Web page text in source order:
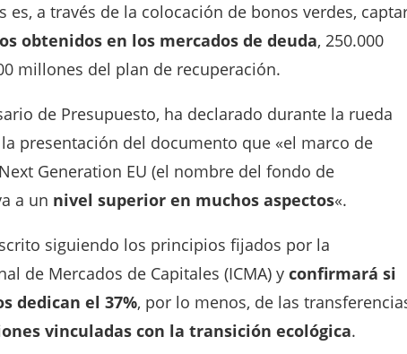
es, a través de la colocación de bonos verdes,
obtenidos en los mercados de deuda, 250.000
millones del plan de recuperación.
de Presupuesto, ha declarado durante la rueda
presentación del documento que «el marco de
Generation EU (el nombre del fondo de
a un nivel superior en muchos aspectos«.
siguiendo los principios fijados por la
de Mercados de Capitales (ICMA) y confirmará si
dedican el 37%, por lo menos, de las
vinculadas con la transición ecológica.